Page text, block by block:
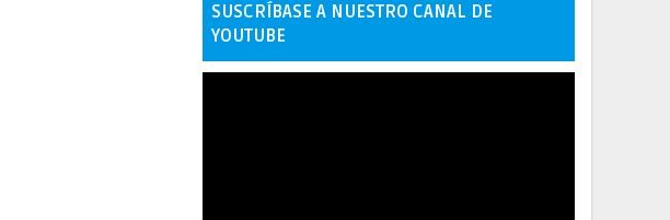
SUSCRÍBASE A NUESTRO CANAL DE
YOUTUBE